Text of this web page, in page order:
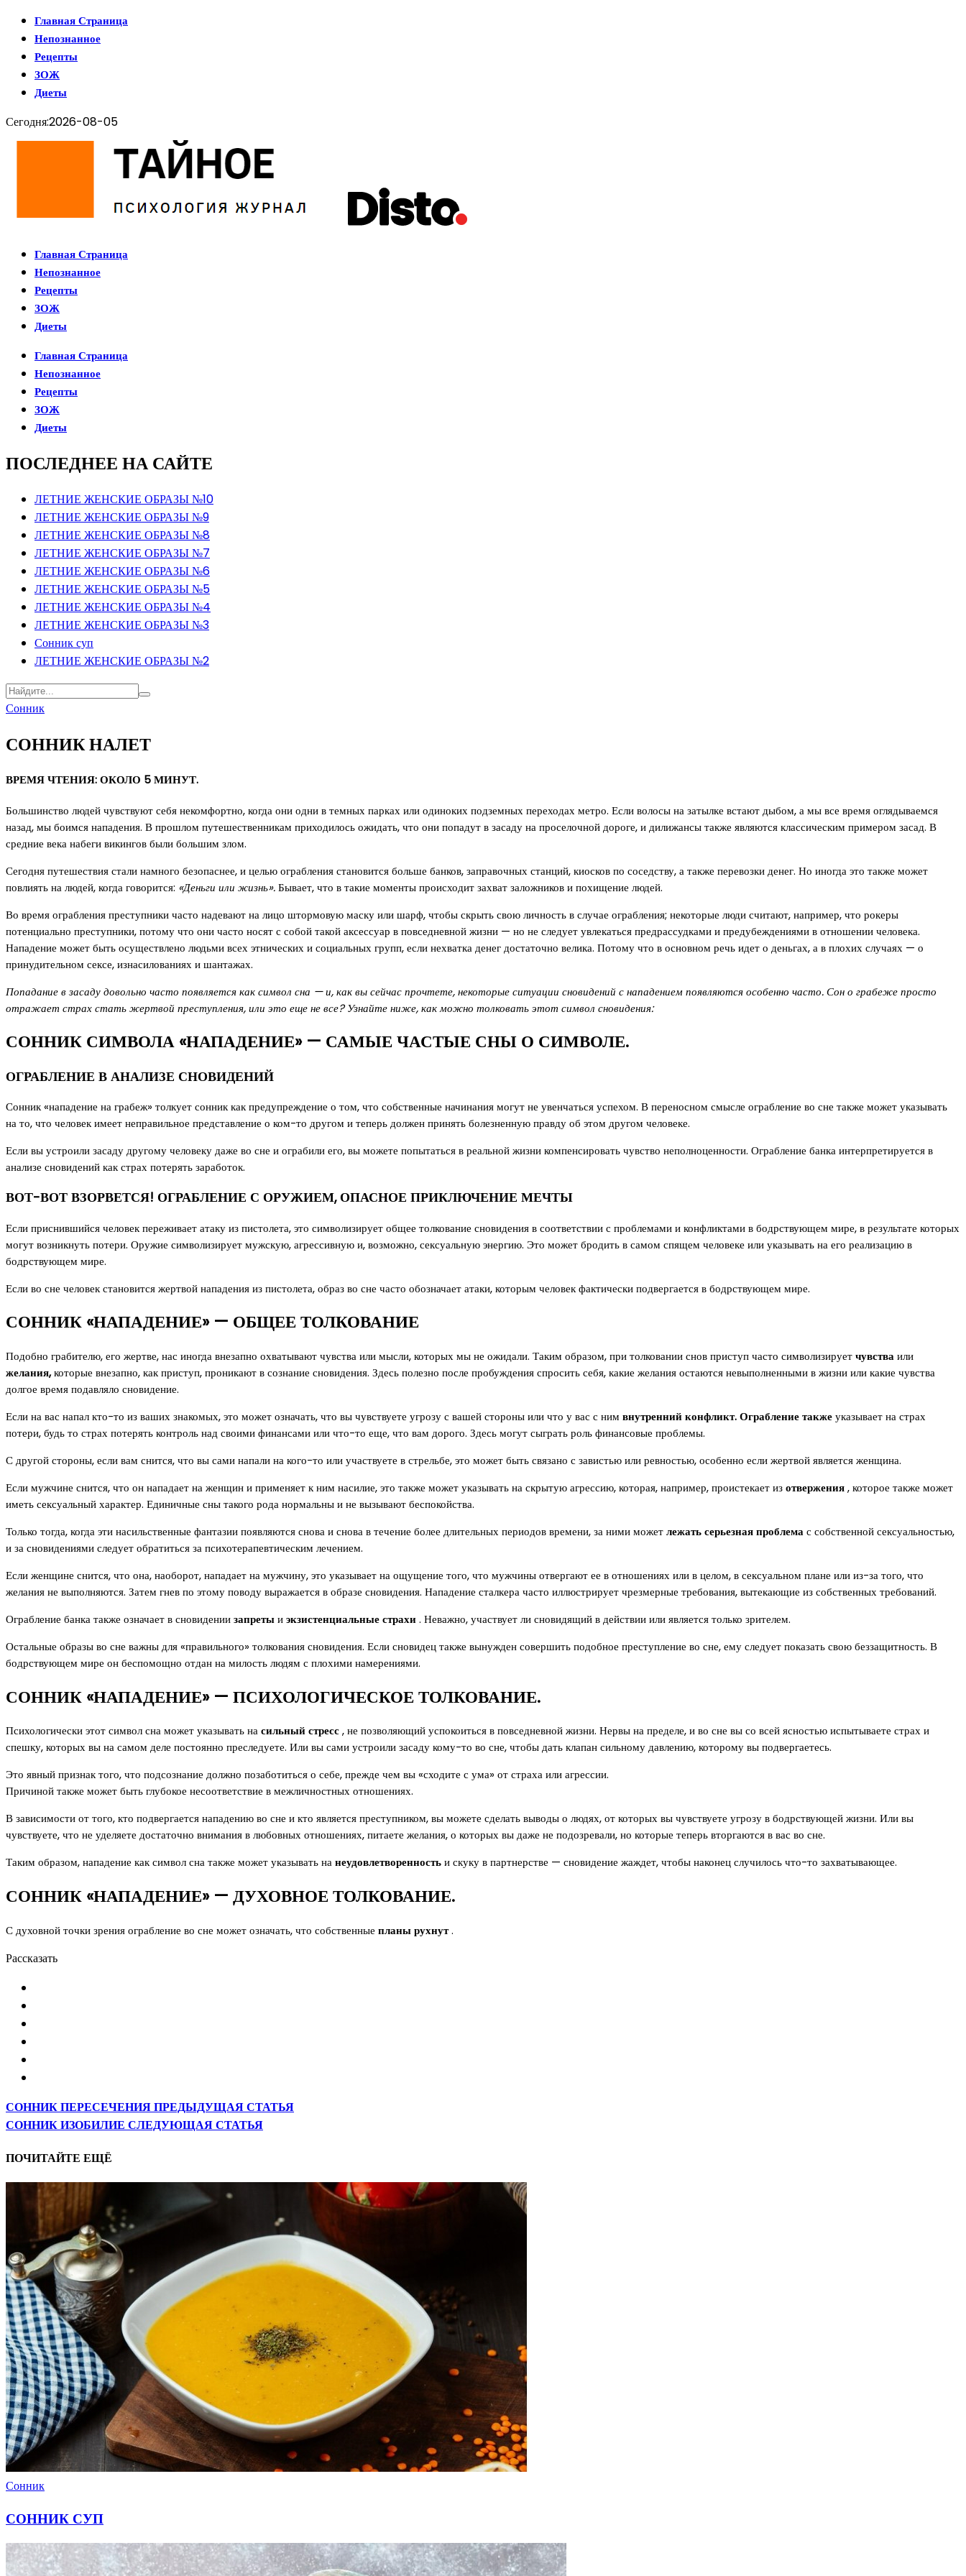
Главная Страница
Непознанное
Рецепты
ЗОЖ
Диеты
Сегодня:2026-08-05
Главная Страница
Непознанное
Рецепты
ЗОЖ
Диеты
Главная Страница
Непознанное
Рецепты
ЗОЖ
Диеты
ПОСЛЕДНЕЕ НА САЙТЕ
ЛЕТНИЕ ЖЕНСКИЕ ОБРАЗЫ №10
ЛЕТНИЕ ЖЕНСКИЕ ОБРАЗЫ №9
ЛЕТНИЕ ЖЕНСКИЕ ОБРАЗЫ №8
ЛЕТНИЕ ЖЕНСКИЕ ОБРАЗЫ №7
ЛЕТНИЕ ЖЕНСКИЕ ОБРАЗЫ №6
ЛЕТНИЕ ЖЕНСКИЕ ОБРАЗЫ №5
ЛЕТНИЕ ЖЕНСКИЕ ОБРАЗЫ №4
ЛЕТНИЕ ЖЕНСКИЕ ОБРАЗЫ №3
Сонник суп
ЛЕТНИЕ ЖЕНСКИЕ ОБРАЗЫ №2
Сонник
СОННИК НАЛЕТ
ВРЕМЯ ЧТЕНИЯ: ОКОЛО 5 МИНУТ.
Большинство людей чувствуют себя некомфортно, когда они одни в темных парках или одиноких подземных переходах метро. Если волосы на затылке встают дыбом, а мы все время оглядываемся
назад, мы боимся нападения. В прошлом путешественникам приходилось ожидать, что они попадут в засаду на проселочной дороге, и дилижансы также являются классическим примером засад. В
средние века набеги викингов были большим злом.
Сегодня путешествия стали намного безопаснее, и целью ограбления становится больше банков, заправочных станций, киосков по соседству, а также перевозки денег. Но иногда это также может
повлиять на людей, когда говорится: «Деньги или жизнь».Бывает, что в такие моменты происходит захват заложников и похищение людей.
Во время ограбления преступники часто надевают на лицо штормовую маску или шарф, чтобы скрыть свою личность в случае ограбления; некоторые люди считают, например, что рокеры
потенциально преступники, потому что они часто носят с собой такой аксессуар в повседневной жизни — но не следует увлекаться предрассудками и предубеждениями в отношении человека.
Нападение может быть осуществлено людьми всех этнических и социальных групп, если нехватка денег достаточно велика. Потому что в основном речь идет о деньгах, а в плохих случаях — о
принудительном сексе, изнасилованиях и шантажах.
Попадание в засаду довольно часто появляется как символ сна — и, как вы сейчас прочтете, некоторые ситуации сновидений с нападением появляются особенно часто. Сон о грабеже просто
отражает страх стать жертвой преступления, или это еще не все? Узнайте ниже, как можно толковать этот символ сновидения:
СОННИК СИМВОЛА «НАПАДЕНИЕ» — САМЫЕ ЧАСТЫЕ СНЫ О СИМВОЛЕ.
ОГРАБЛЕНИЕ В АНАЛИЗЕ СНОВИДЕНИЙ
Сонник «нападение на грабеж» толкует сонник как предупреждение о том, что собственные начинания могут не увенчаться успехом. В переносном смысле ограбление во сне также может указывать
на то, что человек имеет неправильное представление о ком-то другом и теперь должен принять болезненную правду об этом другом человеке.
Если вы устроили засаду другому человеку даже во сне и ограбили его, вы можете попытаться в реальной жизни компенсировать чувство неполноценности. Ограбление банка интерпретируется в
анализе сновидений как страх потерять заработок.
ВОТ-ВОТ ВЗОРВЕТСЯ! ОГРАБЛЕНИЕ С ОРУЖИЕМ, ОПАСНОЕ ПРИКЛЮЧЕНИЕ МЕЧТЫ
Если приснившийся человек переживает атаку из пистолета, это символизирует общее толкование сновидения в соответствии с проблемами и конфликтами в бодрствующем мире, в результате которых
могут возникнуть потери. Оружие символизирует мужскую, агрессивную и, возможно, сексуальную энергию. Это может бродить в самом спящем человеке или указывать на его реализацию в
бодрствующем мире.
Если во сне человек становится жертвой нападения из пистолета, образ во сне часто обозначает атаки, которым человек фактически подвергается в бодрствующем мире.
СОННИК «НАПАДЕНИЕ» — ОБЩЕЕ ТОЛКОВАНИЕ
Подобно грабителю, его жертве, нас иногда внезапно охватывают чувства или мысли, которых мы не ожидали. Таким образом, при толковании снов приступ часто символизируетчувстваили
желания,которые внезапно, как приступ, проникают в сознание сновидения. Здесь полезно после пробуждения спросить себя, какие желания остаются невыполненными в жизни или какие чувства
долгое время подавляло сновидение.
Если на вас напал кто-то из ваших знакомых, это может означать, что вы чувствуете угрозу с вашей стороны или что у вас с ним внутренний конфликт.Ограбление такжеуказывает на страх
потери, будь то страх потерять контроль над своими финансами или что-то еще, что вам дорого. Здесь могут сыграть роль финансовые проблемы.
С другой стороны, если вам снится, что вы сами напали на кого-то или участвуете в стрельбе, это может быть связано с завистью или ревностью, особенно если жертвой является женщина.
Если мужчине снится, что он нападает на женщин и применяет к ним насилие, это также может указывать на скрытую агрессию, которая, например, проистекает изотвержения, которое также может
иметь сексуальный характер. Единичные сны такого рода нормальны и не вызывают беспокойства.
Только тогда, когда эти насильственные фантазии появляются снова и снова в течение более длительных периодов времени, за ними можетлежать серьезная проблемас собственной сексуальностью,
и за сновидениями следует обратиться за психотерапевтическим лечением.
Если женщине снится, что она, наоборот, нападает на мужчину, это указывает на ощущение того, что мужчины отвергают ее в отношениях или в целом, в сексуальном плане или из-за того, что
желания не выполняются. Затем гнев по этому поводу выражается в образе сновидения. Нападение сталкера часто иллюстрирует чрезмерные требования, вытекающие из собственных требований.
Ограбление банка также означает в сновидениизапретыиэкзистенциальные страхи. Неважно, участвует ли сновидящий в действии или является только зрителем.
Остальные образы во сне важны для «правильного» толкования сновидения. Если сновидец также вынужден совершить подобное преступление во сне, ему следует показать свою беззащитность. В
бодрствующем мире он беспомощно отдан на милость людям с плохими намерениями.
СОННИК «НАПАДЕНИЕ» — ПСИХОЛОГИЧЕСКОЕ ТОЛКОВАНИЕ.
Психологически этот символ сна может указывать насильный стресс, не позволяющий успокоиться в повседневной жизни. Нервы на пределе, и во сне вы со всей ясностью испытываете страх и
спешку, которых вы на самом деле постоянно преследуете. Или вы сами устроили засаду кому-то во сне, чтобы дать клапан сильному давлению, которому вы подвергаетесь.
Это явный признак того, что подсознание должно позаботиться о себе, прежде чем вы «сходите с ума» от страха или агрессии.
Причиной также может быть глубокое несоответствие в межличностных отношениях.
В зависимости от того, кто подвергается нападению во сне и кто является преступником, вы можете сделать выводы о людях, от которых вы чувствуете угрозу в бодрствующей жизни. Или вы
чувствуете, что не уделяете достаточно внимания в любовных отношениях, питаете желания, о которых вы даже не подозревали, но которые теперь вторгаются в вас во сне.
Таким образом, нападение как символ сна также может указывать нанеудовлетворенностьи скуку в партнерстве — сновидение жаждет, чтобы наконец случилось что-то захватывающее.
СОННИК «НАПАДЕНИЕ» — ДУХОВНОЕ ТОЛКОВАНИЕ.
С духовной точки зрения ограбление во сне может означать, что собственные планы рухнут.
Рассказать
СОННИК ПЕРЕСЕЧЕНИЯПРЕДЫДУЩАЯ СТАТЬЯ
СОННИК ИЗОБИЛИЕ СЛЕДУЮЩАЯ СТАТЬЯ
ПОЧИТАЙТЕ ЕЩЁ
Сонник
СОННИК СУП